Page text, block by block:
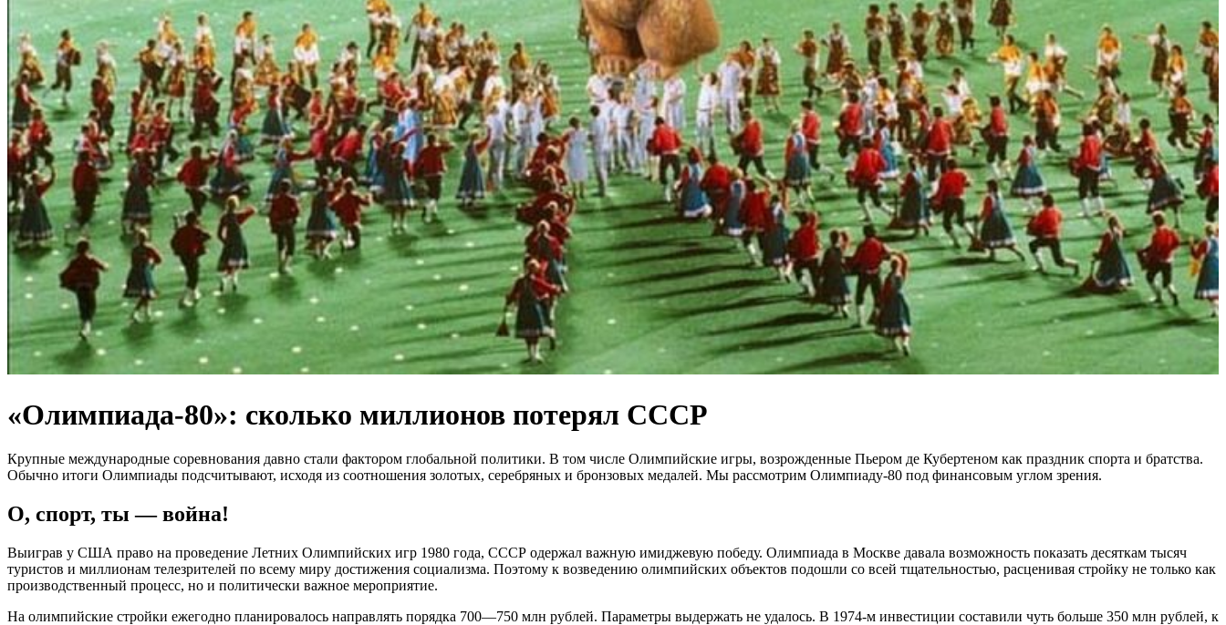
«Олимпиада-80»: сколько миллионов потерял СССР
Крупные международные соревнования давно стали фактором глобальной политики. В том числе Олимпийские игры, возрожденные Пьером де Кубертеном как праздник спорта и братства.
Обычно итоги Олимпиады подсчитывают, исходя из соотношения золотых, серебряных и бронзовых медалей. Мы рассмотрим Олимпиаду-80 под финансовым углом зрения.
О, спорт, ты — война!
Выиграв у США право на проведение Летних Олимпийских игр 1980 года, СССР одержал важную имиджевую победу. Олимпиада в Москве давала возможность показать десяткам тысяч
туристов и миллионам телезрителей по всему миру достижения социализма. Поэтому к возведению олимпийских объектов подошли со всей тщательностью, расценивая стройку не только как
производственный процесс, но и политически важное мероприятие.
На олимпийские стройки ежегодно планировалось направлять порядка 700—750 млн рублей. Параметры выдержать не удалось. В 1974-м инвестиции составили чуть больше 350 млн рублей, к